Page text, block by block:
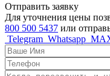
Отправить заявку
Для уточнения цены
800 500 5437 или
Telegram Whatsapp